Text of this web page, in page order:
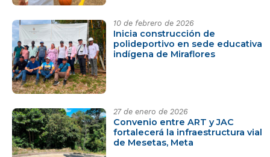
10 de febrero de 2026
Inicia construcción de
polideportivo en sede educativa
indígena de Miraflores
27 de enero de 2026
Convenio entre ART y JAC
fortalecerá la infraestructura vial
de Mesetas, Meta